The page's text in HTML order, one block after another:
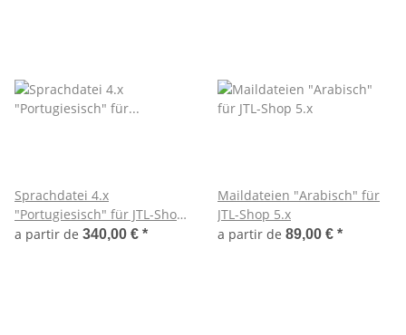
Sprachdatei 4.x
"Portugiesisch" für JTL-Shop
4
a partir de 340,00 € *
Maildateien "Arabisch" für
JTL-Shop 5.x
a partir de 89,00 € *